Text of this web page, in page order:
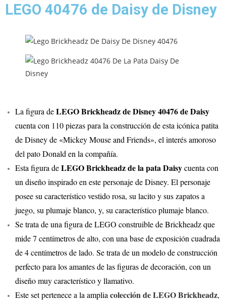
LEGO 40476 de Daisy de Disney
La figura deLEGO Brickheadz de Disney 40476 de Daisy
cuenta con 110 piezas para la construcción de esta icónica patita
de Disney de «Mickey Mouse and Friends», el interés amoroso
del pato Donald en la compañía.
Esta figura deLEGO Brickheadz de la pata Daisycuenta con
un diseño inspirado en este personaje de Disney. El personaje
posee su característico vestido rosa, su lacito y sus zapatos a
juego, su plumaje blanco, y, su característico plumaje blanco.
Se trata de una figura de LEGO construible de Brickheadz que
mide 7 centímetros de alto, con una base de exposición cuadrada
de 4 centímetros de lado. Se trata de un modelo de construcción
perfecto para los amantes de las figuras de decoración, con un
diseño muy característico y llamativo.
Este set pertenece a la ampliacolección de LEGO Brickheadz,